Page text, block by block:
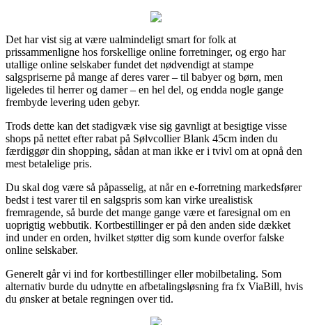
Det har vist sig at være ualmindeligt smart for folk at
prissammenligne hos forskellige online forretninger, og ergo har
utallige online selskaber fundet det nødvendigt at stampe
salgspriserne på mange af deres varer – til babyer og børn, men
ligeledes til herrer og damer – en hel del, og endda nogle gange
frembyde levering uden gebyr.
Trods dette kan det stadigvæk vise sig gavnligt at besigtige visse
shops på nettet efter rabat på Sølvcollier Blank 45cm inden du
færdiggør din shopping, sådan at man ikke er i tvivl om at opnå den
mest betalelige pris.
Du skal dog være så påpasselig, at når en e-forretning markedsfører
bedst i test varer til en salgspris som kan virke urealistisk
fremragende, så burde det mange gange være et faresignal om en
uoprigtig webbutik. Kortbestillinger er på den anden side dækket
ind under en orden, hvilket støtter dig som kunde overfor falske
online selskaber.
Generelt går vi ind for kortbestillinger eller mobilbetaling. Som
alternativ burde du udnytte en afbetalingsløsning fra fx ViaBill, hvis
du ønsker at betale regningen over tid.